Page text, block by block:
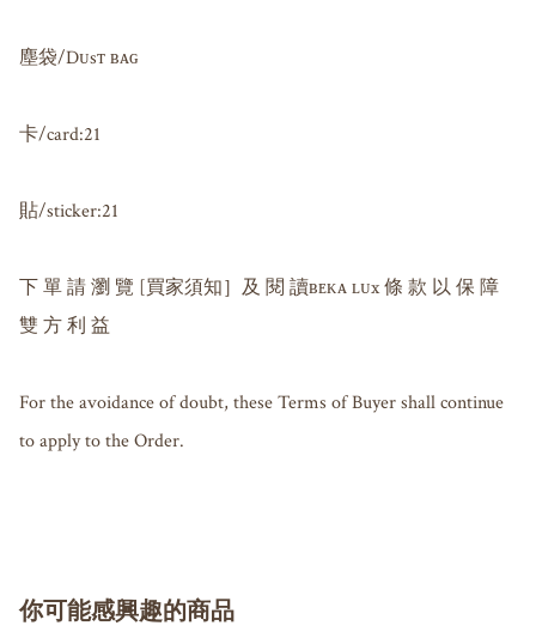
塵袋/Dᴜsᴛ ʙᴀɢ
卡/card:21
貼/sticker:21
下 單 請 瀏 覽 [買家須知］及 閱 讀ʙᴇᴋᴀ ʟᴜx 條 款 以 保 障
雙 方 利 益
For the avoidance of doubt, these Terms of Buyer shall continue
to apply to the Order.
你可能感興趣的商品